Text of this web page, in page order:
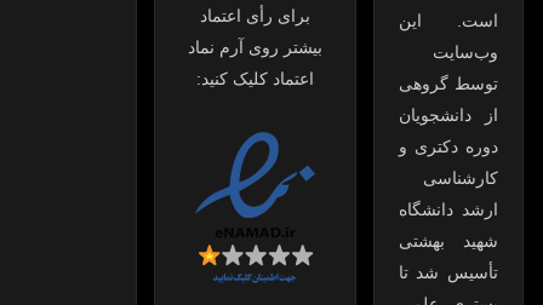
است. این
وب‌سایت
توسط گروهی
از دانشجویان
دوره دکتری و
کارشناسی
ارشد دانشگاه
شهید بهشتی
تأسیس شد تا
برای رأی اعتماد
بیشتر روی آرم نماد
اعتماد کلیک کنید: